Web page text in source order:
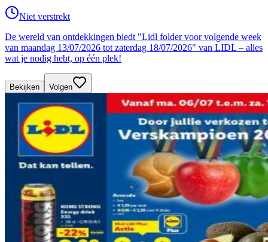
Niet verstrekt
De wereld van ontdekkingen biedt "Lidl folder voor volgende week
van maandag 13/07/2026 tot zaterdag 18/07/2026" van LIDL – alles
wat je nodig hebt, op één plek!
Bekijken Volgen